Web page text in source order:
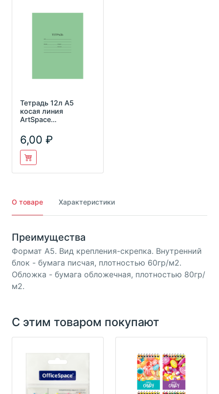
Тетрадь 12л А5
косая линия
ArtSpace
6,00
О товаре Характеристики
Преимущества
Формат А5. Вид крепления-скрепка. Внутренний
блок - бумага писчая, плотностью 60гр/м2.
Обложка - бумага обложечная, плотностью 80гр/
м2.
С этим товаром покупают